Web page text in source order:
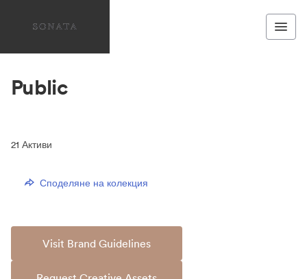
Public
21 Активи
Споделяне на колекция
Visit Brand Guidelines